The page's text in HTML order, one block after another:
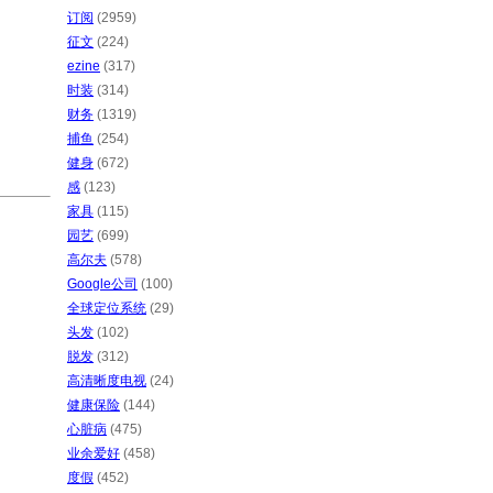
订阅 (2959)
征文 (224)
ezine (317)
时装 (314)
财务 (1319)
捕鱼 (254)
健身 (672)
感 (123)
家具 (115)
园艺 (699)
高尔夫 (578)
Google公司 (100)
全球定位系统 (29)
头发 (102)
脱发 (312)
高清晰度电视 (24)
健康保险 (144)
心脏病 (475)
业余爱好 (458)
度假 (452)